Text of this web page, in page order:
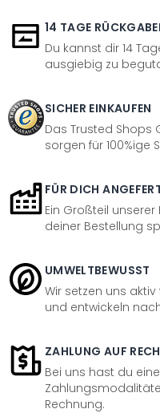
14 TAGE
Du kannst dir 14
ausgiebig zu
SICHER EINKAUFEN
Das Trusted Shops
sorgen für 100%ige
FÜR DICH
Ein Großteil
deiner Bestellung
UMWELTBEWUSST
Wir setzen uns
und entwickeln
ZAHLUNG AUF
Bei uns hast du
Rechnung.